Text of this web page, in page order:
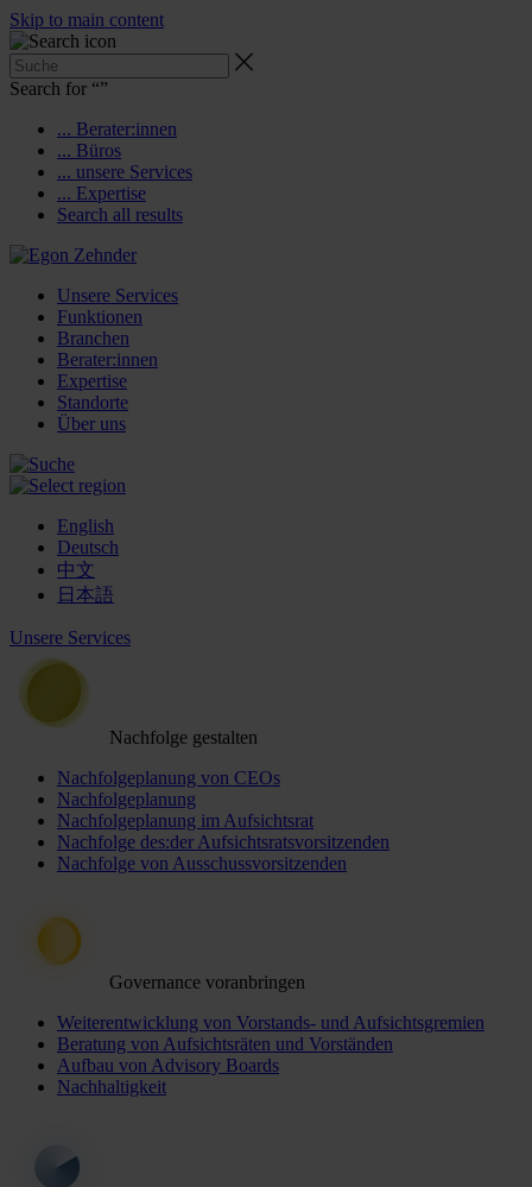
Skip to main content
Search for “”
... Berater:innen
... Büros
... unsere Services
... Expertise
Search all results
Unsere Services
Funktionen
Branchen
Berater:innen
Expertise
Standorte
Über uns
English
Deutsch
中文
日本語
Unsere Services
Nachfolge gestalten
Nachfolgeplanung von CEOs
Nachfolgeplanung
Nachfolgeplanung im Aufsichtsrat
Nachfolge des:der Aufsichtsratsvorsitzenden
Nachfolge von Ausschussvorsitzenden
Governance voranbringen
Weiterentwicklung von Vorstands- und Aufsichtsgremien
Beratung von Aufsichtsräten und Vorständen
Aufbau von Advisory Boards
Nachhaltigkeit